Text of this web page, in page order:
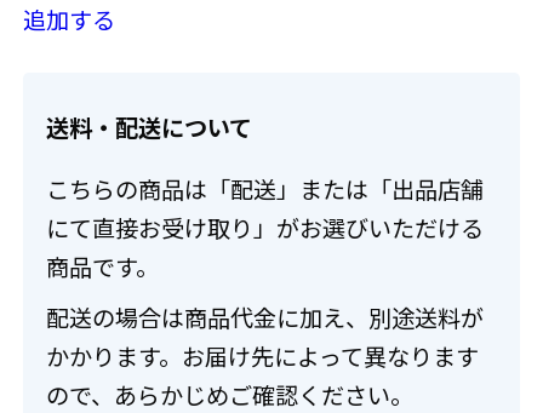
追加する
送料・配送について
こちらの商品は「配送」または「出品店舗
にて直接お受け取り」がお選びいただける
商品です。
配送の場合は商品代金に加え、別途送料が
かかります。お届け先によって異なります
ので、あらかじめご確認ください。